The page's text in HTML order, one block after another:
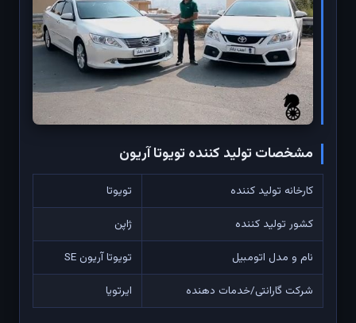
مشخصات تولید کننده تویوتا آریون
کارخانه تولید کننده
تویوتا
کشور تولید کننده
ژاپن
نام و مدل اتومبیل
تویوتا آریون SE
شرکت گارانتی/خدمات دهنده
ایرتویا